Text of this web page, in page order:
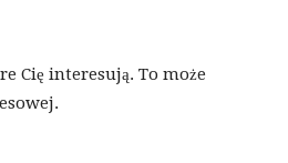
Cię interesują. To może